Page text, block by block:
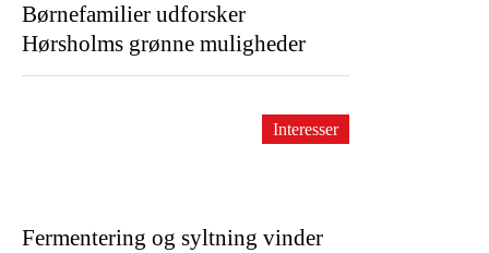
Børnefamilier udforsker
Hørsholms grønne muligheder
Fermentering og syltning vinder
Interesser